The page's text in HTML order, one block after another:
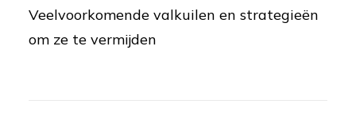
Veelvoorkomende valkuilen en strategieën
om ze te vermijden